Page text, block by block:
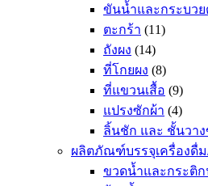
ขันน้ำและกระบว
ตะกร้า (11)
ถังผง (14)
ที่โกยผง (8)
ที่แขวนเสื้อ (9)
แปรงซักผ้า (4)
ลิ้นชัก และ ชั้นวาง
ผลิตภัณฑ์บรรจุเครื่องดื่ม
ขวดน้ำและกระติก